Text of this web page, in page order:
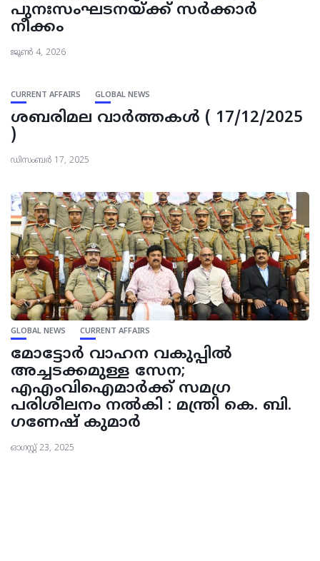
പുനഃസംഘടനയ്ക്ക് സർക്കാർ
നീക്കം
ജൂൺ 4, 2026
CURRENT AFFAIRS GLOBAL NEWS
ശബരിമല വാര്‍ത്തകള്‍ ( 17/12/2025
)
ഡിസംബർ 17, 2025
GLOBAL NEWS CURRENT AFFAIRS
മോട്ടോർ വാഹന വകുപ്പിൽ
അച്ചടക്കമുള്ള സേന;
എഎംവിഐമാർക്ക് സമഗ്ര
പരിശീലനം നൽകി : മന്ത്രി കെ. ബി.
ഗണേഷ് കുമാർ
ഓഗസ്റ്റ്‌ 23, 2025